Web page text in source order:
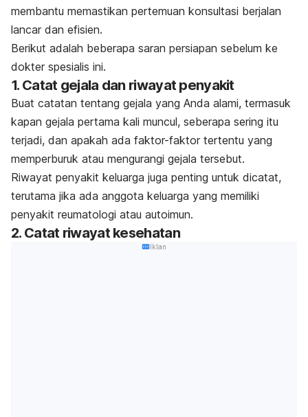
membantu memastikan pertemuan konsultasi berjalan
lancar dan efisien.
Berikut adalah beberapa saran persiapan sebelum ke
dokter spesialis ini.
1. Catat gejala dan riwayat penyakit
Buat catatan tentang gejala yang Anda alami, termasuk
kapan gejala pertama kali muncul, seberapa sering itu
terjadi, dan apakah ada faktor-faktor tertentu yang
memperburuk atau mengurangi gejala tersebut.
Riwayat penyakit keluarga juga penting untuk dicatat,
terutama jika ada anggota keluarga yang memiliki
penyakit reumatologi atau autoimun.
2. Catat riwayat kesehatan
Iklan